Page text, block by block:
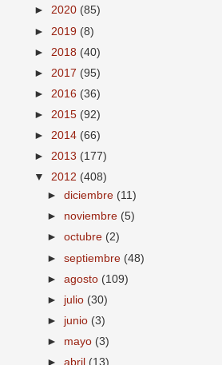
► 2020 (85)
► 2019 (8)
► 2018 (40)
► 2017 (95)
► 2016 (36)
► 2015 (92)
► 2014 (66)
► 2013 (177)
▼ 2012 (408)
►diciembre (11)
► noviembre (5)
►octubre (2)
►septiembre (48)
►agosto (109)
► julio (30)
► junio (3)
► mayo (3)
►abril (13)